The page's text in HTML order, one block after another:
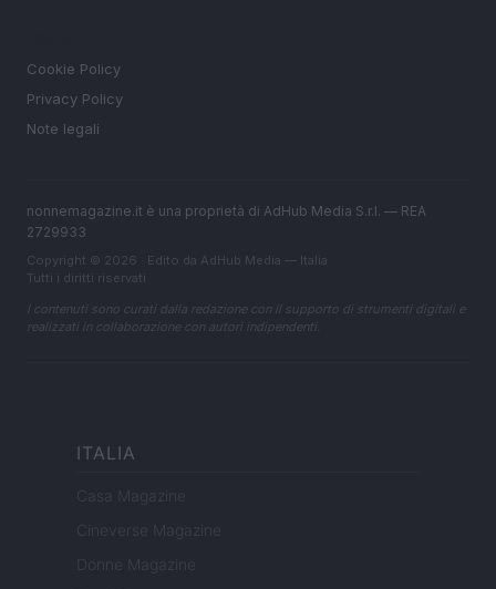
Cookie Policy
Privacy Policy
Note legali
nonnemagazine.it è una proprietà di AdHub Media S.r.l. — REA
2729933
Copyright © 2026 · Edito da AdHub Media — Italia
Tutti i diritti riservati
I contenuti sono curati dalla redazione con il supporto di strumenti digitali e
realizzati in collaborazione con autori indipendenti.
ITALIA
Casa Magazine
Cineverse Magazine
Donne Magazine